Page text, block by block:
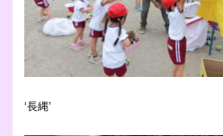
‘長縄’